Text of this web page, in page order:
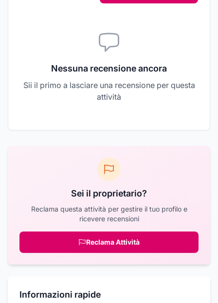
Nessuna recensione ancora
Sii il primo a lasciare una recensione per questa
attività
Sei il proprietario?
Reclama questa attività per gestire il tuo profilo e
ricevere recensioni
Reclama Attività
Informazioni rapide